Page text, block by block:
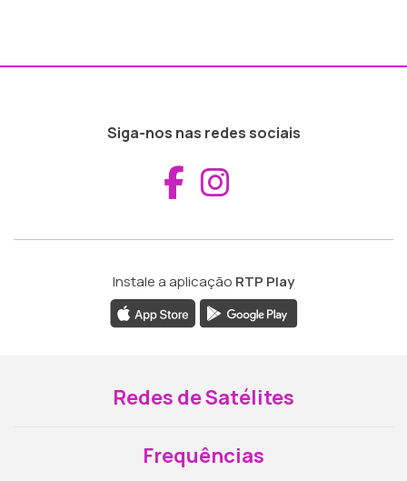
Siga-nos nas redes sociais
Aceder ao
Instale a aplicação RTP Play
Redes de Satélites
Frequências